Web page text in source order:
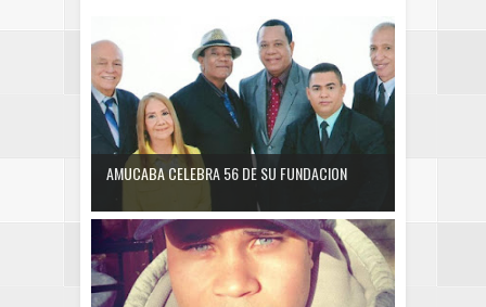
AMUCABA CELEBRA 56 DE SU FUNDACION